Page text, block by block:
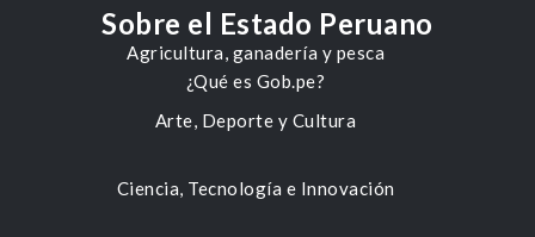
Agricultura, ganadería y pesca
Arte, Deporte y Cultura
Ciencia, Tecnología e Innovación
Sobre el Estado Peruano
¿Qué es Gob.pe?